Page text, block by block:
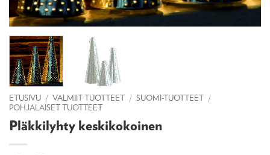
ETUSIVU / VALMIIT TUOTTEET / SUOMI-TUOTTEET /
POHJALAISET TUOTTEET
Pläkkilyhty keskikokoinen